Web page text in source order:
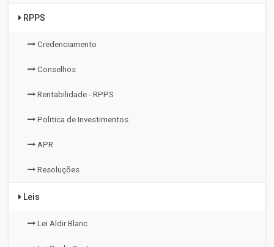
RPPS
Credenciamento
Conselhos
Rentabilidade - RPPS
Politica de Investimentos
APR
Resoluções
Leis
Lei Aldir Blanc